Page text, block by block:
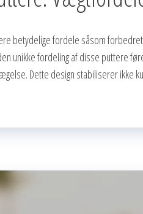
betydelige fordele såsom
unikke fordeling af disse puttere
Dette design stabiliserer ikke